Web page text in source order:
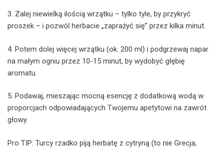
3. Zalej niewielką ilością wrzątku – tylko tyle, by przykryć
proszek – i pozwól herbacie „zaprażyć się” przez kilka minut.
4. Potem dolej więcej wrzątku (ok. 200 ml) i podgrzewaj napar
na małym ogniu przez 10-15 minut, by wydobyć głębię
aromatu.
5. Podawaj, mieszając mocną esencję z dodatkową wodą w
proporcjach odpowiadających Twojemu apetytowi na zawrót
głowy.
Pro TIP: Turcy rzadko piją herbatę z cytryną (to nie Grecja,